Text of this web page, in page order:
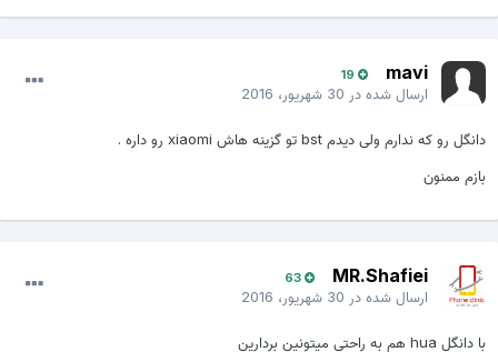
mavi
19
ارسال شده در30 شهریور، 2016
دانگل رو که ندارم ولی دیدم bst تو گزینه هاش xiaomi رو داره .
بازم ممنون
MR.Shafiei
63
ارسال شده در30 شهریور، 2016
با دانگل hua هم به راحتی میتونین بردارین